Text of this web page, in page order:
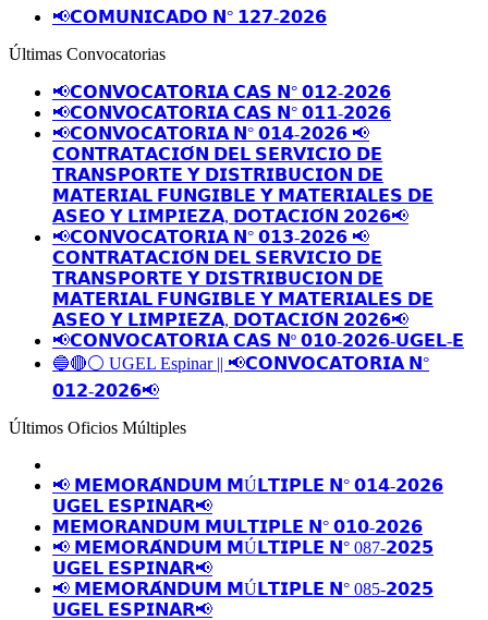
📢𝗖𝗢𝗠𝗨𝗡𝗜𝗖𝗔𝗗𝗢 𝗡° 𝟭𝟮𝟳-𝟮𝟬𝟮𝟲
Últimas Convocatorias
📢𝗖𝗢𝗡𝗩𝗢𝗖𝗔𝗧𝗢𝗥𝗜𝗔 𝗖𝗔𝗦 𝗡° 𝟬𝟭𝟮-𝟮𝟬𝟮𝟲
📢𝗖𝗢𝗡𝗩𝗢𝗖𝗔𝗧𝗢𝗥𝗜𝗔 𝗖𝗔𝗦 𝗡° 𝟬𝟭𝟭-𝟮𝟬𝟮𝟲
📢𝗖𝗢𝗡𝗩𝗢𝗖𝗔𝗧𝗢𝗥𝗜𝗔 𝗡° 𝟬𝟭𝟰-𝟮𝟬𝟮𝟲 📢
𝗖𝗢𝗡𝗧𝗥𝗔𝗧𝗔𝗖𝗜𝗢́𝗡 𝗗𝗘𝗟 𝗦𝗘𝗥𝗩𝗜𝗖𝗜𝗢 𝗗𝗘
𝗧𝗥𝗔𝗡𝗦𝗣𝗢𝗥𝗧𝗘 𝗬 𝗗𝗜𝗦𝗧𝗥𝗜𝗕𝗨𝗖𝗜𝗢𝗡 𝗗𝗘
𝗠𝗔𝗧𝗘𝗥𝗜𝗔𝗟 𝗙𝗨𝗡𝗚𝗜𝗕𝗟𝗘 𝗬 𝗠𝗔𝗧𝗘𝗥𝗜𝗔𝗟𝗘𝗦 𝗗𝗘
𝗔𝗦𝗘𝗢 𝗬 𝗟𝗜𝗠𝗣𝗜𝗘𝗭𝗔, 𝗗𝗢𝗧𝗔𝗖𝗜𝗢́𝗡 𝟮𝟬𝟮𝟲📢
📢𝗖𝗢𝗡𝗩𝗢𝗖𝗔𝗧𝗢𝗥𝗜𝗔 𝗡° 𝟬𝟭𝟯-𝟮𝟬𝟮𝟲 📢
𝗖𝗢𝗡𝗧𝗥𝗔𝗧𝗔𝗖𝗜𝗢́𝗡 𝗗𝗘𝗟 𝗦𝗘𝗥𝗩𝗜𝗖𝗜𝗢 𝗗𝗘
𝗧𝗥𝗔𝗡𝗦𝗣𝗢𝗥𝗧𝗘 𝗬 𝗗𝗜𝗦𝗧𝗥𝗜𝗕𝗨𝗖𝗜𝗢𝗡 𝗗𝗘
𝗠𝗔𝗧𝗘𝗥𝗜𝗔𝗟 𝗙𝗨𝗡𝗚𝗜𝗕𝗟𝗘 𝗬 𝗠𝗔𝗧𝗘𝗥𝗜𝗔𝗟𝗘𝗦 𝗗𝗘
𝗔𝗦𝗘𝗢 𝗬 𝗟𝗜𝗠𝗣𝗜𝗘𝗭𝗔, 𝗗𝗢𝗧𝗔𝗖𝗜𝗢́𝗡 𝟮𝟬𝟮𝟲📢
📢𝗖𝗢𝗡𝗩𝗢𝗖𝗔𝗧𝗢𝗥𝗜𝗔 𝗖𝗔𝗦 𝗡º 𝟬𝟭𝟬-𝟮𝟬𝟮𝟲-𝗨𝗚𝗘𝗟-𝗘
🔵🔴⚪️ UGEL Espinar || 📢𝗖𝗢𝗡𝗩𝗢𝗖𝗔𝗧𝗢𝗥𝗜𝗔 𝗡°
𝟬𝟭𝟮-𝟮𝟬𝟮𝟲📢
Últimos Oficios Múltiples
📢 𝗠𝗘𝗠𝗢𝗥𝗔́𝗡𝗗𝗨𝗠 𝗠Ú𝗟𝗧𝗜𝗣𝗟𝗘 𝗡° 𝟬𝟭𝟰-𝟮𝟬𝟮𝟲
𝗨𝗚𝗘𝗟 𝗘𝗦𝗣𝗜𝗡𝗔𝗥📢
𝗠𝗘𝗠𝗢𝗥𝗔𝗡𝗗𝗨𝗠 𝗠𝗨𝗟𝗧𝗜𝗣𝗟𝗘 𝗡° 𝟬𝟭𝟬-𝟮𝟬𝟮𝟲
📢 𝗠𝗘𝗠𝗢𝗥𝗔́𝗡𝗗𝗨𝗠 𝗠Ú𝗟𝗧𝗜𝗣𝗟𝗘 𝗡° 087-𝟮𝟬𝟮𝟱
𝗨𝗚𝗘𝗟 𝗘𝗦𝗣𝗜𝗡𝗔𝗥📢
📢 𝗠𝗘𝗠𝗢𝗥𝗔́𝗡𝗗𝗨𝗠 𝗠Ú𝗟𝗧𝗜𝗣𝗟𝗘 𝗡° 085-𝟮𝟬𝟮𝟱
𝗨𝗚𝗘𝗟 𝗘𝗦𝗣𝗜𝗡𝗔𝗥📢